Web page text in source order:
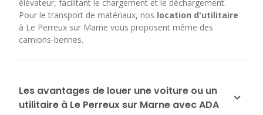
élévateur, facilitant le chargement et le déchargement.
Pour le transport de matériaux, nos location d'utilitaire
à Le Perreux sur Marne vous proposent même des
camions-bennes.
Les avantages de louer une voiture ou un
utilitaire à Le Perreux sur Marne avec ADA